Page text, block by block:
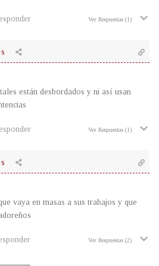
Ver Respuestas (1)
están desbordados y ni así usan
Ver Respuestas (1)
vaya en masas a sus trabajos y que
Ver Respuestas (2)